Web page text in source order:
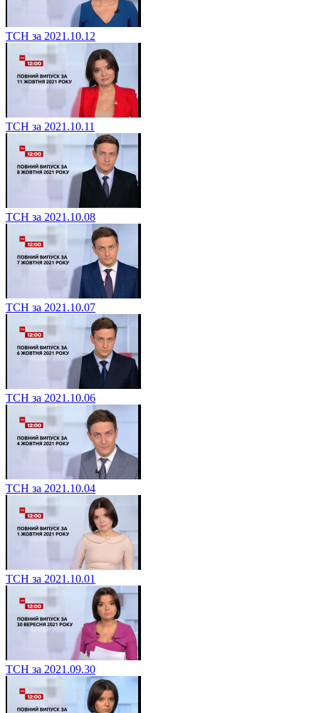
ТСН за 2021.10.12
ТСН за 2021.10.11
ТСН за 2021.10.08
ТСН за 2021.10.07
ТСН за 2021.10.06
ТСН за 2021.10.04
ТСН за 2021.10.01
ТСН за 2021.09.30